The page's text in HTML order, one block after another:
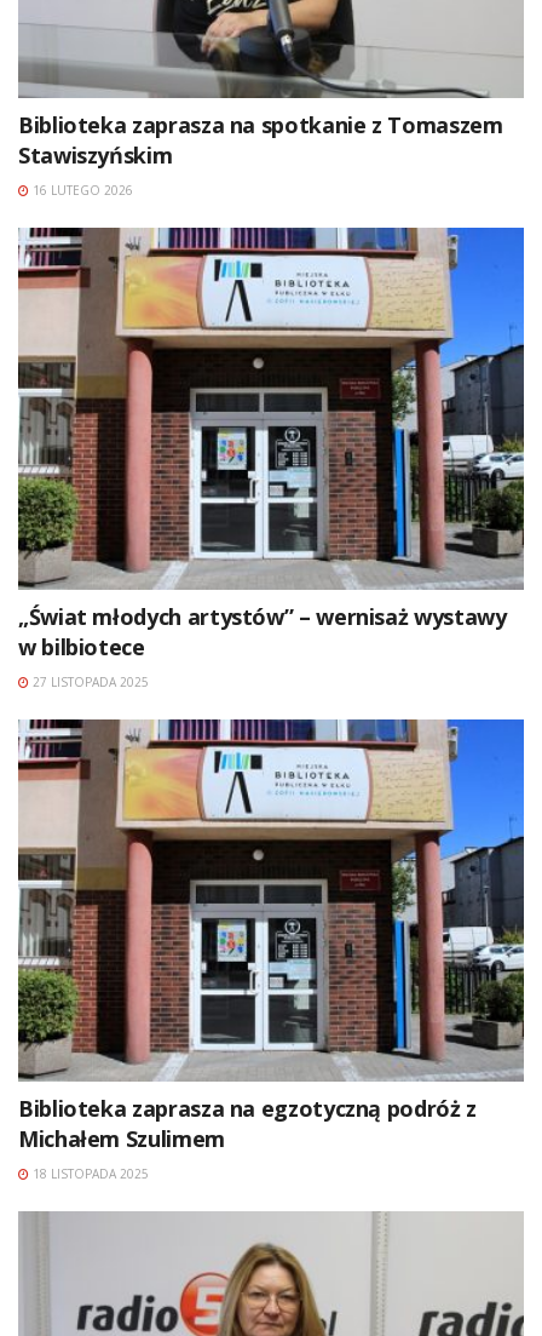
Biblioteka zaprasza na spotkanie z Tomaszem
Stawiszyńskim
16 LUTEGO 2026
„Świat młodych artystów” – wernisaż wystawy
w bilbiotece
27 LISTOPADA 2025
Biblioteka zaprasza na egzotyczną podróż z
Michałem Szulimem
18 LISTOPADA 2025